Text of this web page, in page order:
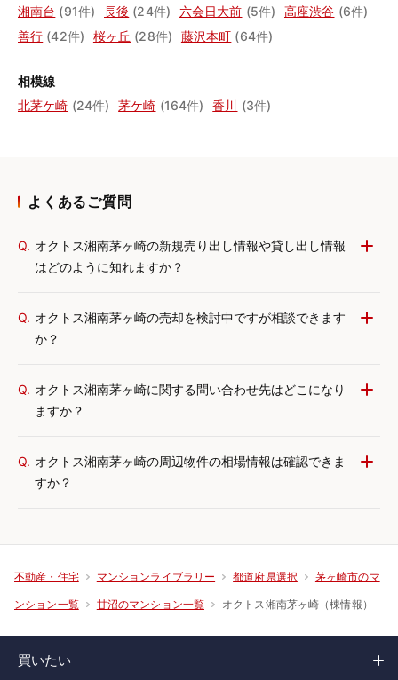
湘南台 (91件) 長後 (24件) 六会日大前 (5件) 高座渋谷 (6件)
善行 (42件) 桜ヶ丘 (28件) 藤沢本町 (64件)
相模線
北茅ケ崎 (24件) 茅ケ崎 (164件) 香川 (3件)
よくあるご質問
Q. オクトス湘南茅ヶ崎の新規売り出し情報や貸し出し情報
はどのように知れますか？
Q. オクトス湘南茅ヶ崎の売却を検討中ですが相談できます
か？
Q. オクトス湘南茅ヶ崎に関する問い合わせ先はどこになり
ますか？
Q. オクトス湘南茅ヶ崎の周辺物件の相場情報は確認できま
すか？
不動産・住宅 マンションライブラリー 都道府県選択 茅ヶ崎市のマ
ンション一覧 甘沼のマンション一覧 オクトス湘南茅ヶ崎（棟情報）
買いたい